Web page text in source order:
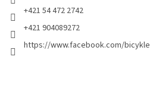
+421 54 472 2742
+421 904089272
https://www.facebook.com/bicykle